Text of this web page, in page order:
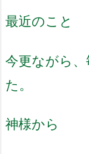
最近のこと
今更ながら
た。
神様から